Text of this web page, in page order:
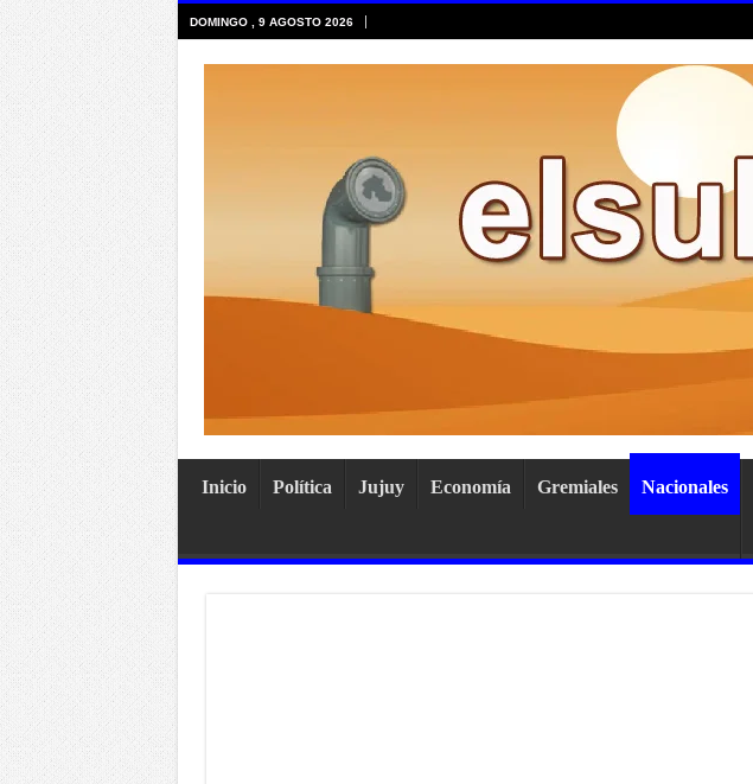
DOMINGO , 9 AGOSTO 2026
Inicio Política Jujuy Economía Gremiales Nacionales